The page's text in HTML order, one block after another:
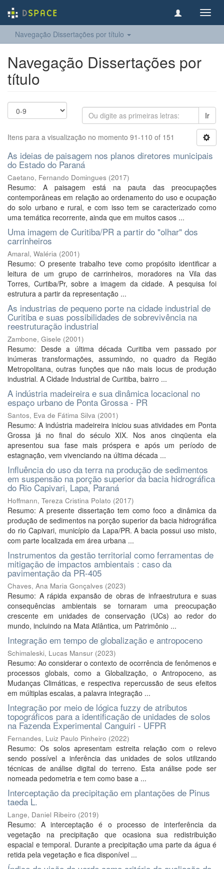
Navegação Dissertações por título
Navegação Dissertações por
título
Ir
Itens para a visualização no momento 91-110 of 151
As ideias de paisagem nos planos diretores municipais
do Estado do Paraná
Caetano, Fernando Domingues (2017)
Resumo: A paisagem está na pauta das preocupações
contemporâneas em relação ao ordenamento do uso e ocupação
do solo urbano e rural, e com isso tem se caracterizado como
uma temática recorrente, ainda que em muitos casos ...
Uma imagem de Curitiba/PR a partir do "olhar" dos
carrinheiros
Amaral, Waléria (2001)
Resumo: O presente trabalho teve como propósito identificar a
leitura de um grupo de carrinheiros, moradores na Vila das
Torres, Curtiba/Pr, sobre a imagem da cidade. A pesquisa foi
estrutura a partir da representação ...
As industrias de pequeno porte na cidade industrial de
Curitiba e suas possibilidades de sobrevivência na
reestruturação industrial
Zambone, Gisele (2001)
Resumo: Desde a última década Curitiba vem passado por
inúmeras transformações, assumindo, no quadro da Região
Metropolitana, outras funções que não mais locus de produção
industrial. A Cidade Industrial de Curitiba, bairro ...
A indústria madeireira e sua dinâmica locacional no
espaço urbano de Ponta Grossa - PR
Santos, Eva de Fátima Silva (2001)
Resumo: A indústria madeireira iniciou suas atividades em Ponta
Grossa já no final do século XIX. Nos anos cinqüenta ela
apresentou sua fase mais próspera e após um período de
estagnação, vem vivenciando na última década ...
Influência do uso da terra na produção de sedimentos
em suspensão na porção superior da bacia hidrográfica
do Rio Capivari, Lapa, Paraná
Hoffmann, Tereza Cristina Polato (2017)
Resumo: A presente dissertação tem como foco a dinâmica da
produção de sedimentos na porção superior da bacia hidrográfica
do rio Capivari, município da Lapa/PR. A bacia possui uso misto,
com parte localizada em área urbana ...
Instrumentos da gestão territorial como ferramentas de
mitigação de impactos ambientais : caso da
pavimentação da PR-405
Chaves, Ana Maria Gonçalves (2023)
Resumo: A rápida expansão de obras de infraestrutura e suas
consequências ambientais se tornaram uma preocupação
crescente em unidades de conservação (UCs) ao redor do
mundo, incluindo na Mata Atlântica, um Patrimônio ...
Integração em tempo de globalização e antropoceno
Schimaleski, Lucas Mansur (2023)
Resumo: Ao considerar o contexto de ocorrência de fenômenos e
processos globais, como a Globalização, o Antropoceno, as
Mudanças Climáticas, e respectiva repercussão de seus efeitos
em múltiplas escalas, a palavra integração ...
Integração por meio de lógica fuzzy de atributos
topográficos para a identificação de unidades de solos
na Fazenda Experimental Canguiri - UFPR
Fernandes, Luiz Paulo Pinheiro (2022)
Resumo: Os solos apresentam estreita relação com o relevo
sendo possível a inferência das unidades de solos utilizando
técnicas de análise digital do terreno. Esta análise pode ser
nomeada pedometria e tem como base a ...
Interceptação da precipitação em plantações de Pinus
taeda L.
Lange, Daniel Ribeiro (2019)
Resumo: A interceptação é o processo de interferência da
vegetação na precipitação que ocasiona sua redistribuição
espacial e temporal. Durante a precipitação uma parte da água é
retida pela vegetação e fica disponível ...